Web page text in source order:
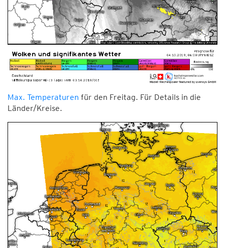
Max. Temperaturen für den Freitag. Für Details in die
Länder/Kreise.